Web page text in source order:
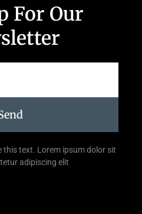
For Our
this text. Lorem ipsum dolor sit
adipiscing elit